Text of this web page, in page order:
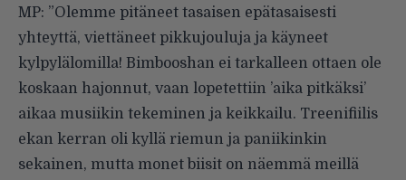
MP: ”Olemme pitäneet tasaisen epätasaisesti
yhteyttä, viettäneet pikkujouluja ja käyneet
kylpylälomilla! Bimbooshan ei tarkalleen ottaen ole
koskaan hajonnut, vaan lopetettiin ’aika pitkäksi’
aikaa musiikin tekeminen ja keikkailu. Treenifiilis
ekan kerran oli kyllä riemun ja paniikinkin
sekainen, mutta monet biisit on näemmä meillä